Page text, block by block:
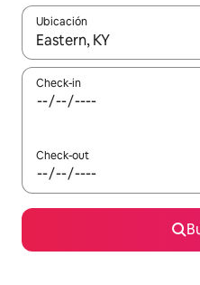
Ubicación
Cuando los resultados
Check-in
Check-out